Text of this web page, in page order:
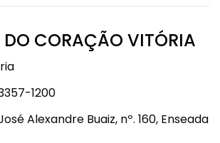
DO CORAÇÃO VITÓRIA
1200
Alexandre Buaiz, nº. 160, Enseada